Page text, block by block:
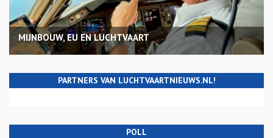
MIJNBOUW, EU EN LUCHTVAART
PARTNERS VAN LUCHTVAARTNIEUWS.NL!
POLL